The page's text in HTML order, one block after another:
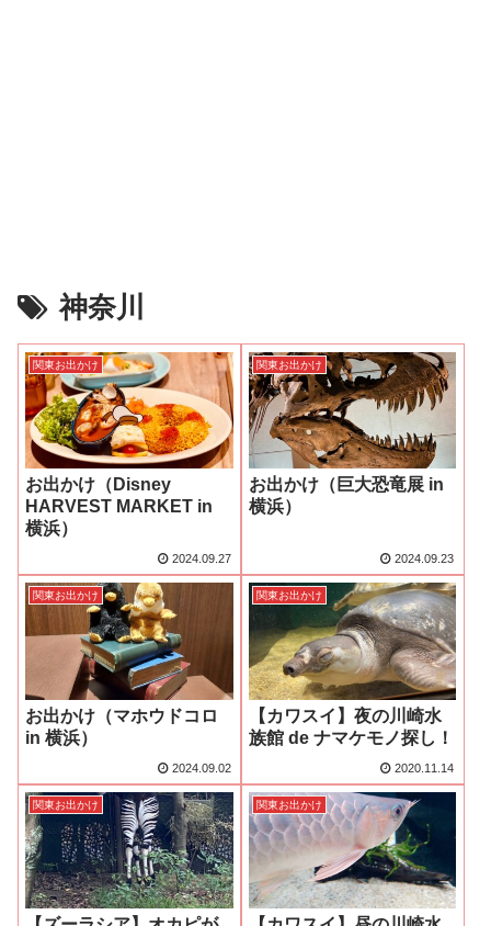
神奈川
関東お出かけ
お出かけ（Disney
HARVEST MARKET in
横浜）
2024.09.27
関東お出かけ
お出かけ（巨大恐竜展 in
横浜）
2024.09.23
関東お出かけ
お出かけ（マホウドコロ
in 横浜）
2024.09.02
関東お出かけ
【カワスイ】夜の川崎水
族館 de ナマケモノ探し！
2020.11.14
関東お出かけ 関東お出かけ